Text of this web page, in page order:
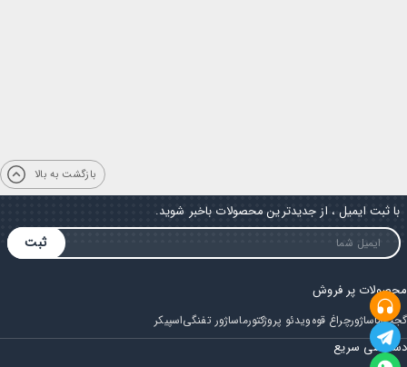
بازگشت به بالا
با ثبت ایمیل ، از جدیدترین محصولات باخبر شوید.
ثبت
محصولات پر فروش
گجتماساژورچراغ قوهویدئو پروژکتورماساژور تفنگیاسپیکر
دسترسی سریع